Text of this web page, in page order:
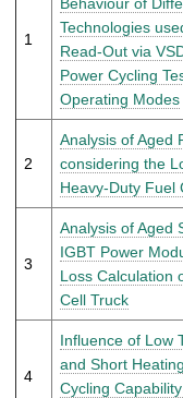
1
Technologies
Read-Out via
Power Cycling
Operating Modes
2
Analysis of Aged
considering the
Heavy-Duty Fuel
3
Analysis of Aged
IGBT Power
Loss Calculation
Cell Truck
4
Influence of Low
and Short
Cycling